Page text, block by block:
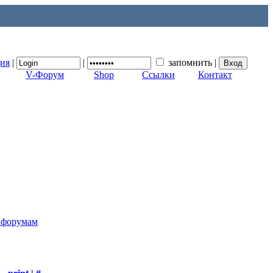
| | запомнить |
V-Форум Shop Ссылки Контакт
форумам